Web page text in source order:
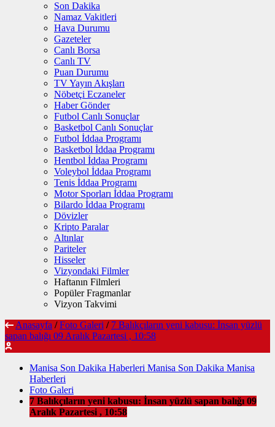
Son Dakika
Namaz Vakitleri
Hava Durumu
Gazeteler
Canlı Borsa
Canlı TV
Puan Durumu
TV Yayın Akışları
Nöbetçi Eczaneler
Haber Gönder
Futbol Canlı Sonuçlar
Basketbol Canlı Sonuçlar
Futbol İddaa Programı
Basketbol İddaa Programı
Hentbol İddaa Programı
Voleybol İddaa Programı
Tenis İddaa Programı
Motor Sporları İddaa Programı
Bilardo İddaa Programı
Dövizler
Kripto Paralar
Altınlar
Pariteler
Hisseler
Vizyondaki Filmler
Haftanın Filmleri
Popüler Fragmanlar
Vizyon Takvimi
Anasayfa / Foto Galeri / 7 Balıkçıların yeni kabusu: İnsan yüzlü
sapan balığı 09 Aralık Pazartesi , 10:58
Manisa Son Dakika Haberleri Manisa Son Dakika Manisa
Haberleri
Foto Galeri
7 Balıkçıların yeni kabusu: İnsan yüzlü sapan balığı 09
Aralık Pazartesi , 10:58